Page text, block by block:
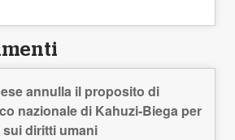
annulla il proposito di
nazionale di Kahuzi-Biega per
diritti umani